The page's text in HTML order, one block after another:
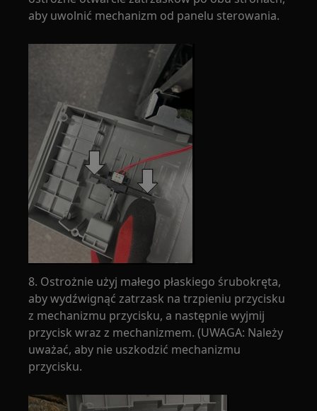
aby uwolnić mechanizm od panelu sterowania.
8. Ostrożnie użyj małego płaskiego śrubokręta,
aby wydźwignąć zatrzask na trzpieniu przycisku
z mechanizmu przycisku, a następnie wyjmij
przycisk wraz z mechanizmem. (UWAGA: Należy
uważać, aby nie uszkodzić mechanizmu
przycisku.